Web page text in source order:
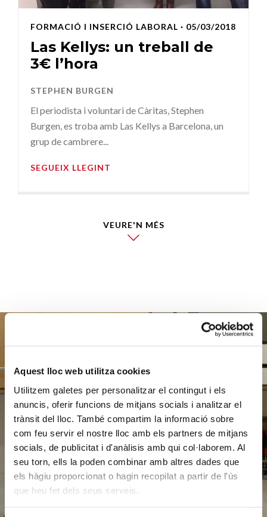
Aquest lloc web utilitza cookies
Utilitzem galetes per personalitzar el contingut i els
anuncis, oferir funcions de mitjans socials i analitzar el
trànsit del lloc. També compartim la informació sobre
com feu servir el nostre lloc amb els partners de mitjans
socials, de publicitat i d'anàlisis amb qui col·laborem. Al
seu torn, ells la poden combinar amb altres dades que
els hàgiu proporcionat o hagin recopilat a partir de l'ús
que heu fet dels seus serveis.
FORMACIÓ I INSERCIÓ LABORAL · 05/03/2018
Las Kellys: un treball de
3€ l’hora
STEPHEN BURGEN
El periodista i voluntari de Càritas, Stephen
Burgen, es troba amb Las Kellys a Barcelona, un
grup de cambrere...
SEGUEIX LLEGINT
VEURE'N MÉS
Ajuda'ns
a ajudar
FES UN DONATIU